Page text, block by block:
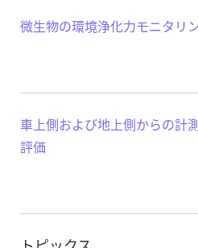
微生物の環境浄化力モニタリ
車上側および地上側からの計
評価